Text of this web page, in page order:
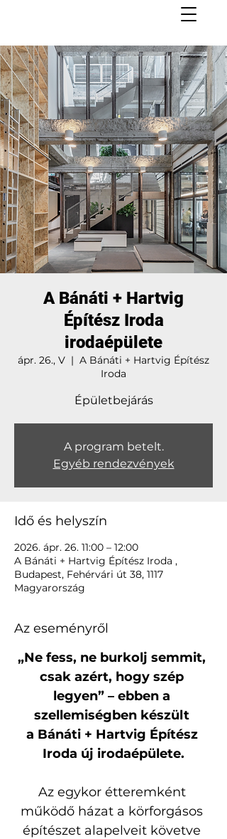
A Bánáti + Hartvig
Építész Iroda
irodaépülete
ápr. 26., V
  |
A Bánáti + Hartvig Építész
Iroda
Épületbejárás
A program betelt.
Egyéb rendezvények
Idő és helyszín
2026. ápr. 26. 11:00 – 12:00
A Bánáti + Hartvig Építész Iroda ,
Budapest, Fehérvári út 38, 1117
Magyarország
Az eseményről
„Ne fess, ne burkolj semmit,
csak azért, hogy szép
legyen” – ebben a
szellemiségben készült
a Bánáti + Hartvig Építész
Iroda új irodaépülete.
Az egykor étteremként
működő házat a körforgásos
építészet alapelveit követve